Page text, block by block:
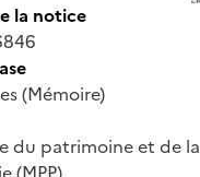
la notice
(Mémoire)
du patrimoine et de la